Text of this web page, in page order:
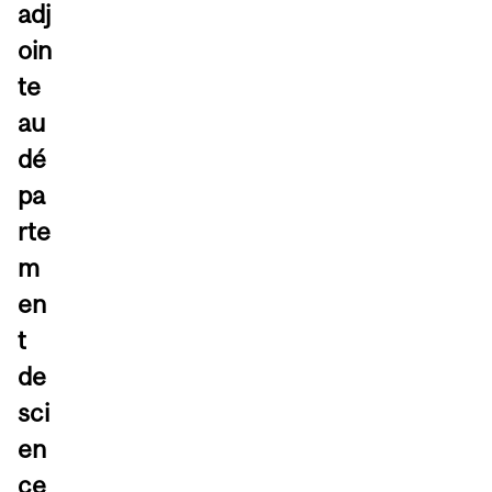
adj
oin
te
au
dé
pa
rte
m
en
t
de
sci
en
ce